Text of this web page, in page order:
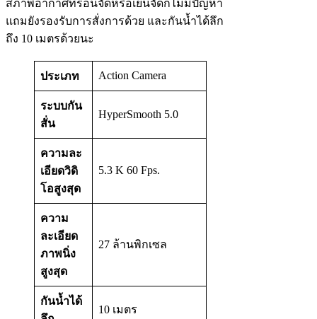
สภาพอากาศที่ร้อนจัดหรือเย็นจัดก็ไม่มีปัญหา
แถมยังรองรับการสั่งการด้วย และกันน้ำได้ลึก
ถึง 10 เมตรด้วยนะ
ประเภท Action Camera
ระบบกัน
สั่น
HyperSmooth 5.0
ความละ
เอียดวิดิ
โอสูงสุด
5.3 K 60 Fps.
ความ
ละเอียด
ภาพนิ่ง
สูงสุด
27 ล้านพิกเซล
กันน้ำได้
10 เมตร